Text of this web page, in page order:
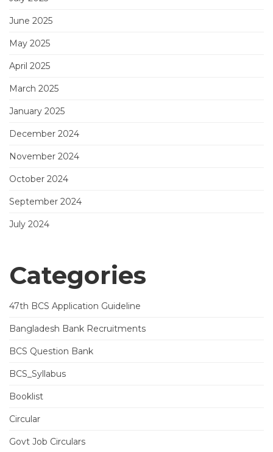
June 2025
May 2025
April 2025
March 2025
January 2025
December 2024
November 2024
October 2024
September 2024
July 2024
Categories
47th BCS Application Guideline
Bangladesh Bank Recruitments
BCS Question Bank
BCS_Syllabus
Booklist
Circular
Govt Job Circulars